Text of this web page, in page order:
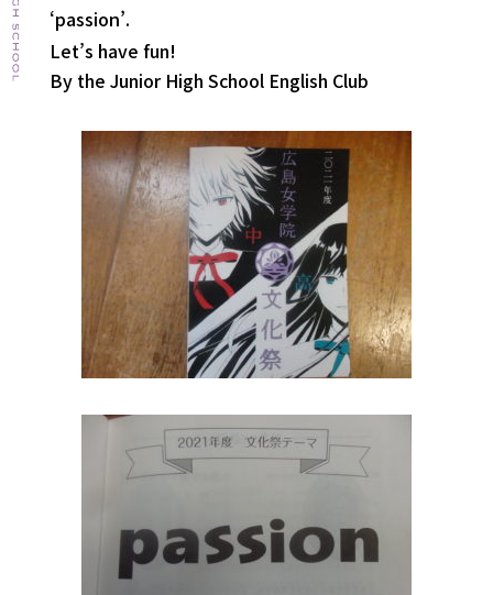
‘passion’.
Let’s have fun!
By the Junior High School English Club